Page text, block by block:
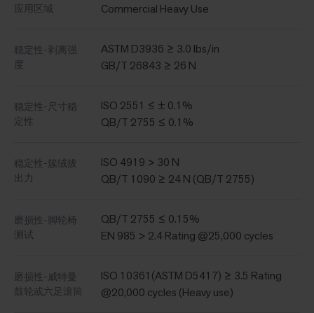
应用区域 Commercial Heavy Use
稳定性-剥离强
度
ASTM D3936 ≥ 3.0 lbs/in
GB/T 26843 ≥ 26 N
稳定性-尺寸稳
定性
ISO 2551 ≤ ± 0.1%
QB/T 2755 ≤ 0.1%
稳定性-簇绒拔
出力
ISO 4919 > 30 N
QB/T 1090 ≥ 24 N (QB/T 2755)
磨损性-脚轮椅
测试
QB/T 2755 ≤ 0.15%
EN 985 > 2.4 Rating @25,000 cycles
磨损性-威特曼
鼓轮或六足滚筒
ISO 10361(ASTM D5417) ≥ 3.5 Rating
@20,000 cycles (Heavy use)